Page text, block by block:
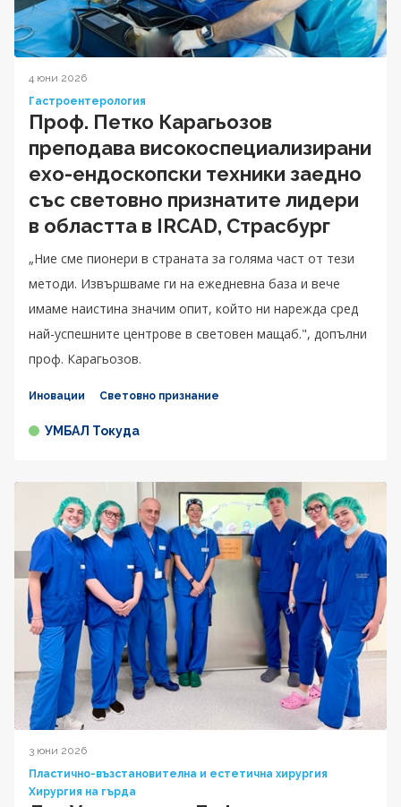
4 юни 2026
Гастроентерология
Проф. Петко Карагьозов
преподава високоспециализирани
ехо-ендоскопски техники заедно
със световно признатите лидери
в областта в IRCAD, Страсбург
„Ние сме пионери в страната за голяма част от тези
методи. Извършваме ги на ежедневна база и вече
имаме наистина значим опит, който ни нарежда сред
най-успешните центрове в световен мащаб.", допълни
проф. Карагьозов.
Иновации Световно признание
УМБАЛ Токуда
3 юни 2026
Пластично-възстановителна и естетична хирургия
Хирургия на гърда